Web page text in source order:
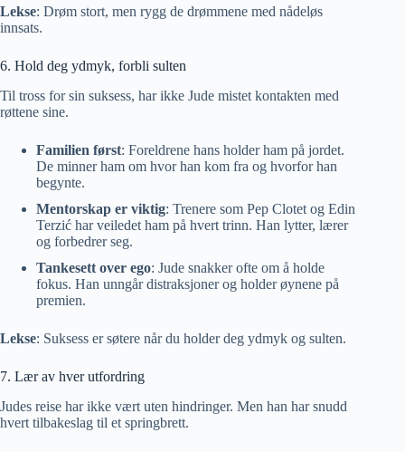
Lekse: Drøm stort, men rygg de drømmene med nådeløs
innsats.
6. Hold deg ydmyk, forbli sulten
Til tross for sin suksess, har ikke Jude mistet kontakten med
røttene sine.
Familien først: Foreldrene hans holder ham på jordet.
De minner ham om hvor han kom fra og hvorfor han
begynte.
Mentorskap er viktig: Trenere som Pep Clotet og Edin
Terzić har veiledet ham på hvert trinn. Han lytter, lærer
og forbedrer seg.
Tankesett over ego: Jude snakker ofte om å holde
fokus. Han unngår distraksjoner og holder øynene på
premien.
Lekse: Suksess er søtere når du holder deg ydmyk og sulten.
7. Lær av hver utfordring
Judes reise har ikke vært uten hindringer. Men han har snudd
hvert tilbakeslag til et springbrett.